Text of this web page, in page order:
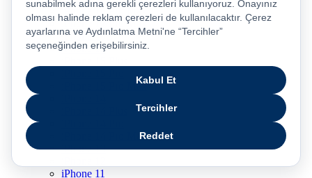
iPhone 16 Pro Max
iPhone 17 Pro Max
iPhone 16E
iPhone 15
iPhone 15 Pro Max
iPhone 14 Pro Max
iPhone 13
iPhone 11